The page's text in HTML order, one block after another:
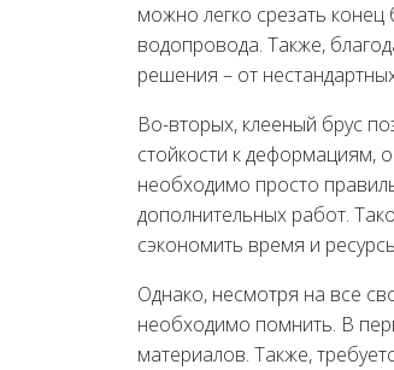
можно легко срезать конец
водопровода. Также,
решения – от
Во-вторых, клееный брус
стойкости к деформациям,
необходимо просто
дополнительных работ.
сэкономить время и
Однако, несмотря на все
необходимо помнить. В
материалов. Также,